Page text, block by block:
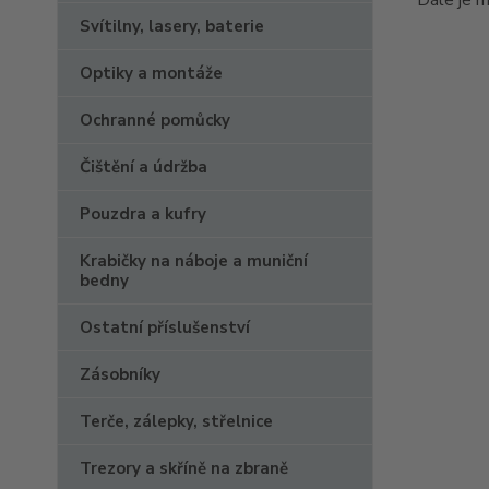
Svítilny, lasery, baterie
Optiky a montáže
Ochranné pomůcky
Čištění a údržba
Pouzdra a kufry
Krabičky na náboje a muniční
bedny
Ostatní příslušenství
Zásobníky
Terče, zálepky, střelnice
Trezory a skříně na zbraně